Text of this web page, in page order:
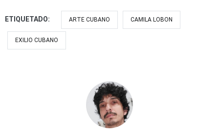
ETIQUETADO: ARTE CUBANO CAMILA LOBON
EXILIO CUBANO